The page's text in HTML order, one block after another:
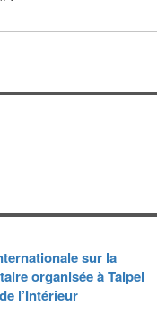
sur la
organisée à Taipei
l’Intérieur